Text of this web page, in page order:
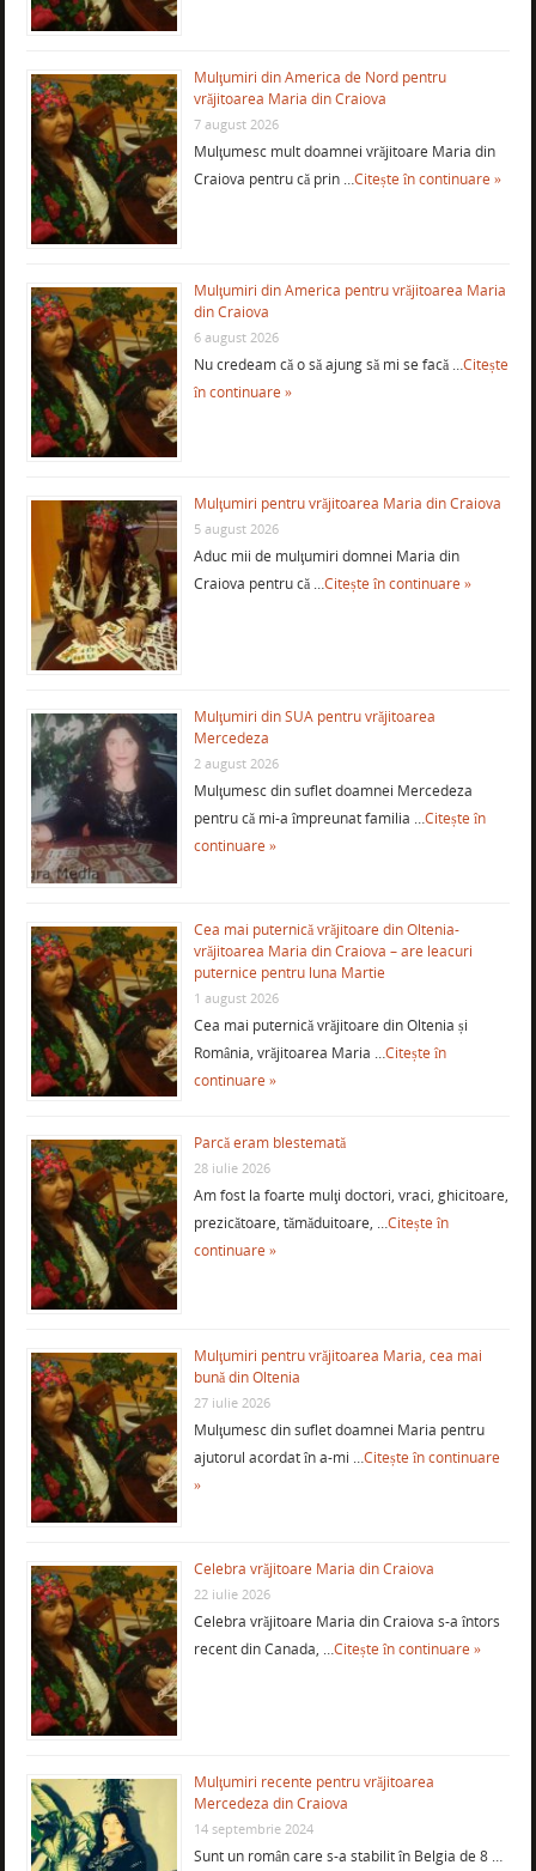
Mulţumiri din America de Nord pentru
vrăjitoarea Maria din Craiova
7 august 2026
Mulţumesc mult doamnei vrăjitoare Maria din
Craiova pentru că prin …Citește în continuare »
Mulţumiri din America pentru vrăjitoarea Maria
din Craiova
6 august 2026
Nu credeam că o să ajung să mi se facă …Citește
în continuare »
Mulţumiri pentru vrăjitoarea Maria din Craiova
5 august 2026
Aduc mii de mulţumiri domnei Maria din
Craiova pentru că …Citește în continuare »
Mulţumiri din SUA pentru vrăjitoarea
Mercedeza
2 august 2026
Mulţumesc din suflet doamnei Mercedeza
pentru că mi-a împreunat familia …Citește în
continuare »
Cea mai puternică vrăjitoare din Oltenia-
vrăjitoarea Maria din Craiova – are leacuri
puternice pentru luna Martie
1 august 2026
Cea mai puternică vrăjitoare din Oltenia și
România, vrăjitoarea Maria …Citește în
continuare »
Parcă eram blestemată
28 iulie 2026
Am fost la foarte mulţi doctori, vraci, ghicitoare,
prezicătoare, tămăduitoare, …Citește în
continuare »
Mulţumiri pentru vrăjitoarea Maria, cea mai
bună din Oltenia
27 iulie 2026
Mulţumesc din suflet doamnei Maria pentru
ajutorul acordat în a-mi …Citește în continuare
»
Celebra vrăjitoare Maria din Craiova
22 iulie 2026
Celebra vrăjitoare Maria din Craiova s-a întors
recent din Canada, …Citește în continuare »
Mulţumiri recente pentru vrăjitoarea
Mercedeza din Craiova
14 septembrie 2024
Sunt un român care s-a stabilit în Belgia de 8 …